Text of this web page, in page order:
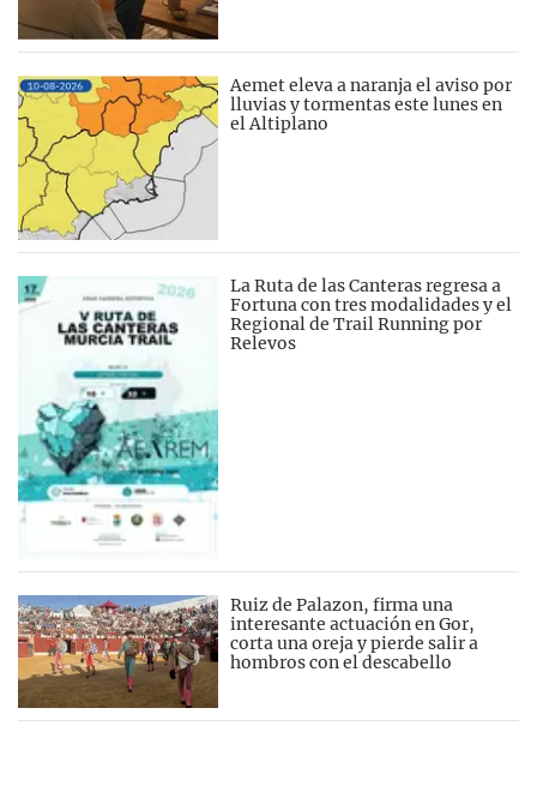
Aemet eleva a naranja el aviso por
lluvias y tormentas este lunes en
el Altiplano
La Ruta de las Canteras regresa a
Fortuna con tres modalidades y el
Regional de Trail Running por
Relevos
Ruiz de Palazon, firma una
interesante actuación en Gor,
corta una oreja y pierde salir a
hombros con el descabello